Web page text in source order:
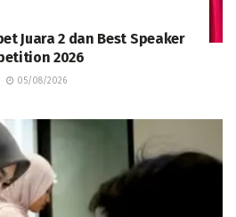
Juara 2 dan Best Speaker
2026
05/08/2026